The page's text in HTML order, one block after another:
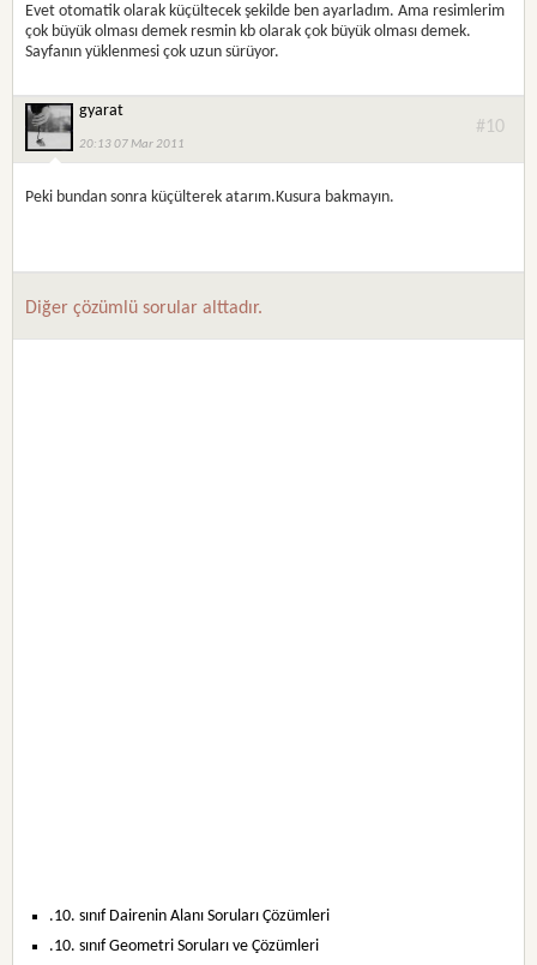
Evet otomatik olarak küçültecek şekilde ben ayarladım. Ama resimlerim
çok büyük olması demek resmin kb olarak çok büyük olması demek.
Sayfanın yüklenmesi çok uzun sürüyor.
gyarat
20:13 07 Mar 2011
#10
Peki bundan sonra küçülterek atarım.Kusura bakmayın.
Diğer çözümlü sorular alttadır.
.10. sınıf Dairenin Alanı Soruları Çözümleri
.10. sınıf Geometri Soruları ve Çözümleri